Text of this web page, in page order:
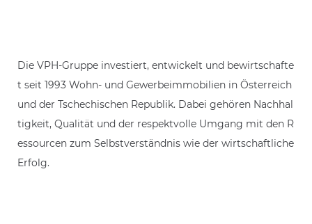
Die VPH-Gruppe investiert, entwickelt und bewirtschafte
t seit 1993 Wohn- und Gewerbeimmobilien in Österreich
und der Tschechischen Republik. Dabei gehören Nachhal
tigkeit, Qualität und der respektvolle Umgang mit den R
essourcen zum Selbstverständnis wie der wirtschaftliche
Erfolg.